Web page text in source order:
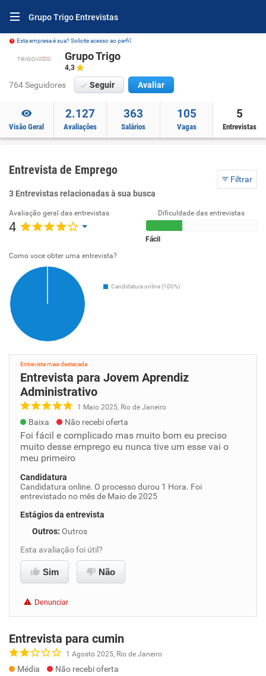
Grupo Trigo Entrevistas
Esta empresa é sua? Solicite acesso ao perfil.
Grupo Trigo
4,3
764 Seguidores Seguir Avaliar
Visão Geral
2.127
Avaliações
363
Salários
105
Vagas
5
Entrevistas
Entrevista de Emprego
Filtrar
3 Entrevistas relacionadas à sua busca
Avaliação geral das entrevistas
4
Dificuldade das entrevistas
Fácil
Como voce obter uma entrevista?
Candidatura online (100%)
Entrevista mais destacada
Entrevista para Jovem Aprendiz
Administrativo
1 Maio 2025, Rio de Janeiro
Baixa Não recebi oferta
Foi fácil e complicado mas muito bom eu preciso
muito desse emprego eu nunca tive um esse vai o
meu primeiro
Candidatura
Candidatura online. O processo durou 1 Hora. Foi
entrevistado no mês de Maio de 2025
Estágios da entrevista
Outros: Outros
Esta avaliação foi útil?
Sim Não
Denunciar
Entrevista para cumin
1 Agosto 2025, Rio de Janeiro
Média Não recebi oferta